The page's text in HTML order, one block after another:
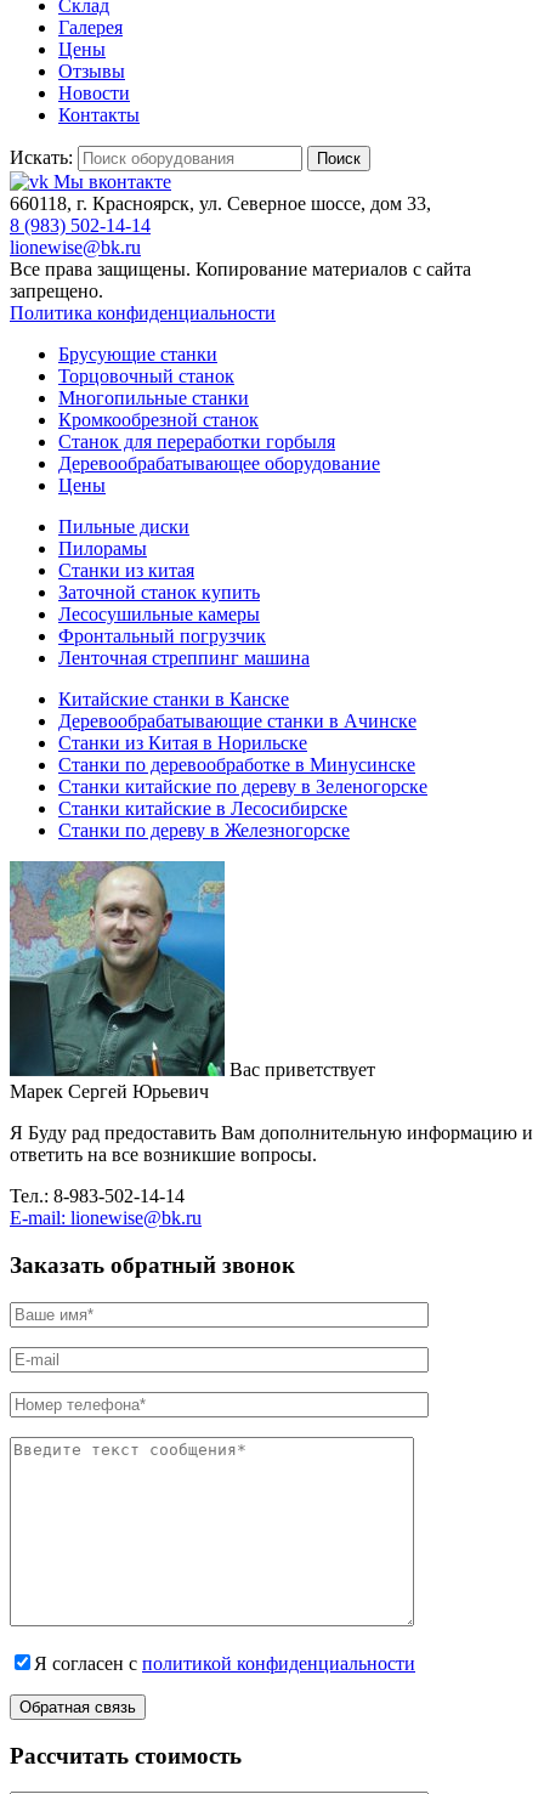
Склад
Галерея
Цены
Отзывы
Новости
Контакты
Искать: Поиск
Мы вконтакте
660118, г. Красноярск, ул. Северное шоссе, дом 33,
8 (983) 502-14-14
lionewise@bk.ru
Все права защищены. Копирование материалов с сайта
запрещено.
Политика конфиденциальности
Брусующие станки
Торцовочный станок
Многопильные станки
Кромкообрезной станок
Станок для переработки горбыля
Деревообрабатывающее оборудование
Цены
Пильные диски
Пилорамы
Станки из китая
Заточной станок купить
Лесосушильные камеры
Фронтальный погрузчик
Ленточная стреппинг машина
Китайские станки в Канске
Деревообрабатывающие станки в Ачинске
Станки из Китая в Норильске
Станки по деревообработке в Минусинске
Станки китайские по дереву в Зеленогорске
Станки китайские в Лесосибирске
Станки по дереву в Железногорске
Вас приветствует
Марек Сергей Юрьевич
Я Буду рад предоставить Вам дополнительную информацию и
ответить на все возникшие вопросы.
Тел.: 8-983-502-14-14
E-mail: lionewise@bk.ru
Заказать обратный звонок
Я согласен с политикой конфиденциальности
Рассчитать стоимость